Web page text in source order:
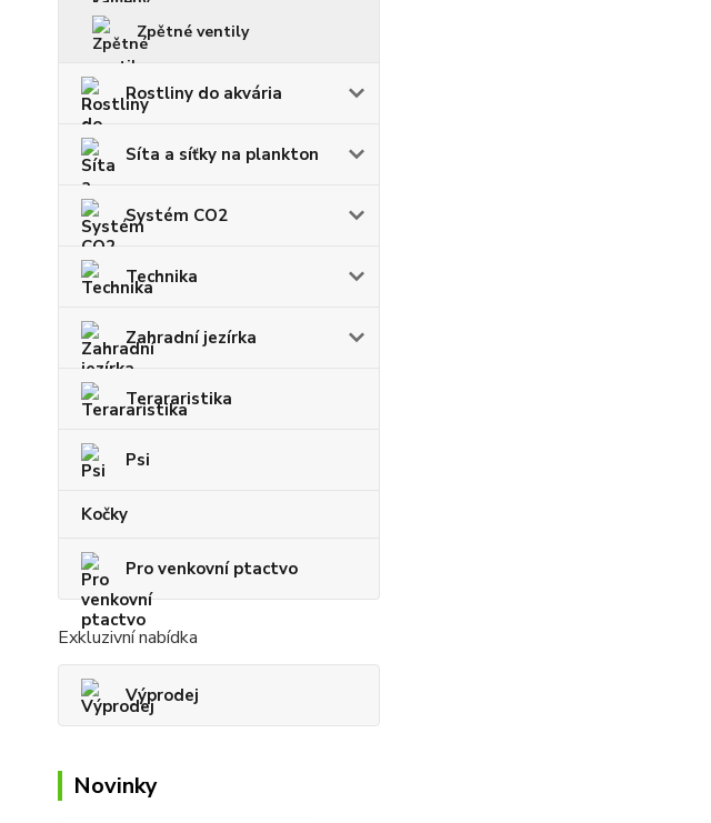
Zpětné ventily
Rostliny do akvária
Síta a síťky na plankton
Systém CO2
Technika
Zahradní jezírka
Terararistika
Psi
Kočky
Pro venkovní ptactvo
Exkluzivní nabídka
Výprodej
Novinky